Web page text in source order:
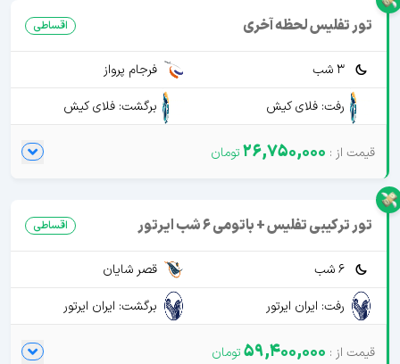
تور تفلیس لحظه آخری اقساطی
3 شب
فرجام پرواز
رفت: فلای کیش
برگشت: فلای کیش
26,750,000
تور ترکیبی تفلیس + باتومی 6 شب ایرتور اقساطی
6 شب
قصر شایان
رفت: ایران ایرتور
برگشت: ایران ایرتور
59,400,000